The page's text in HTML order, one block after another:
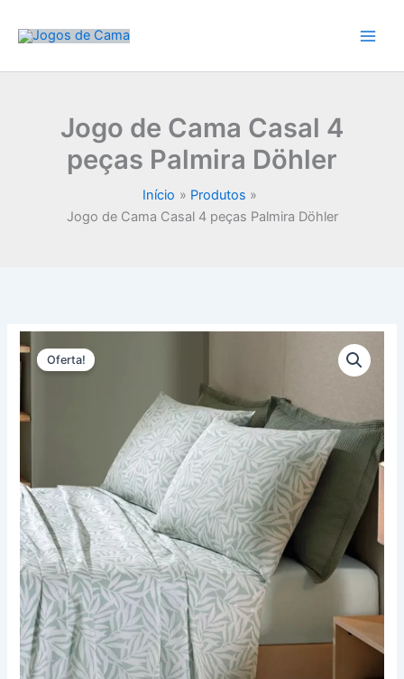
para
conteúdo
Jogo de Cama Casal 4
peças Palmira Döhler
Início
Produtos
Jogo de Cama Casal 4 peças Palmira Döhler
Oferta!